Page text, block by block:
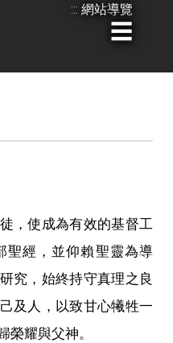
::: 網站導覽
，使成為有效的基督工
聖經，並仰賴聖靈為導
究，始終持守真理之良
及人，以致甘心犧牲一
耀與父神。